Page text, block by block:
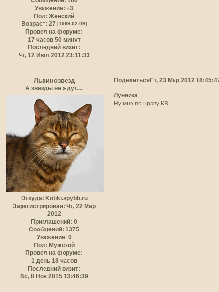
Уважение: +3
Пол: Женский
Возраст: 27[1999-02-09]
Провел на форуме:
17 часов 50 минут
Последний визит:
Чт, 12 Июл 2012 23:11:33
ПоделитьсяПт, 23 Мар 2012
Львинозвезд
А звезды не ждут....
Откуда: Kotiki.spybb.ru
Зарегистрирован: Чт, 22 Мар
2012
Приглашений: 0
Сообщений: 1375
Уважение: 0
Пол: Мужской
Провел на форуме:
1 день 18 часов
Последний визит:
Вс, 8 Ноя 2015 13:46:39
Лунника
Ну мне по нраву КВ